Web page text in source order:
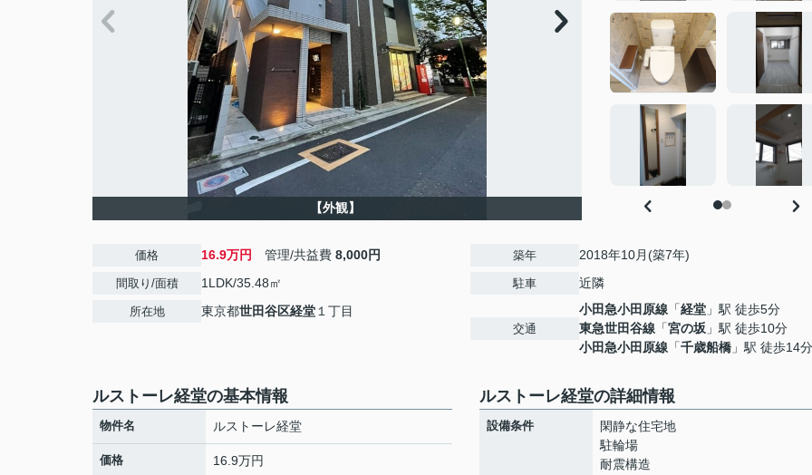
【外観】
価格 16.9万円 管理/共益費 8,000円
間取り/面積 1LDK/35.48㎡
所在地 東京都世田谷区経堂 １丁目
築年 2018年10月(築7年)
駐車 近隣
交通
小田急小田原線 「経堂 」駅 徒歩5分
東急世田谷線 「宮の坂 」駅 徒歩10分
小田急小田原線 「千歳船橋 」駅 徒歩14分
ルストーレ経堂の基本情報
物件名 ルストーレ経堂
価格 16.9万円
ルストーレ経堂の詳細情報
設備条件
閑静な住宅地
駐輪場
耐震構造